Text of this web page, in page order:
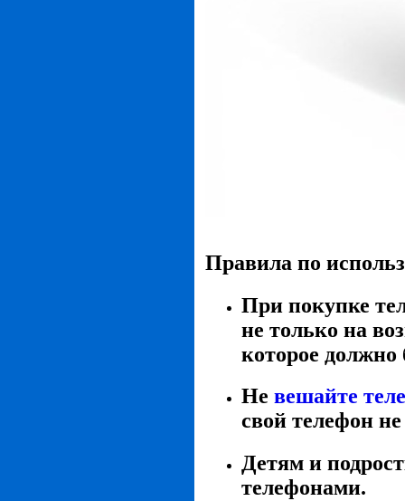
Правила по
При покупке
не только на
которое
Не вешайте
свой телефон
Детям и
телефонами.